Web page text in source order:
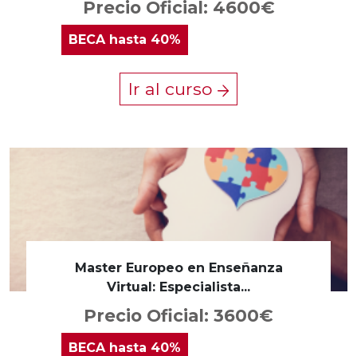
Precio Oficial: 4600€
BECAhasta 40%
Ir al curso
Master Europeo en Enseñanza
Virtual: Especialista...
Precio Oficial: 3600€
BECA hasta 40%